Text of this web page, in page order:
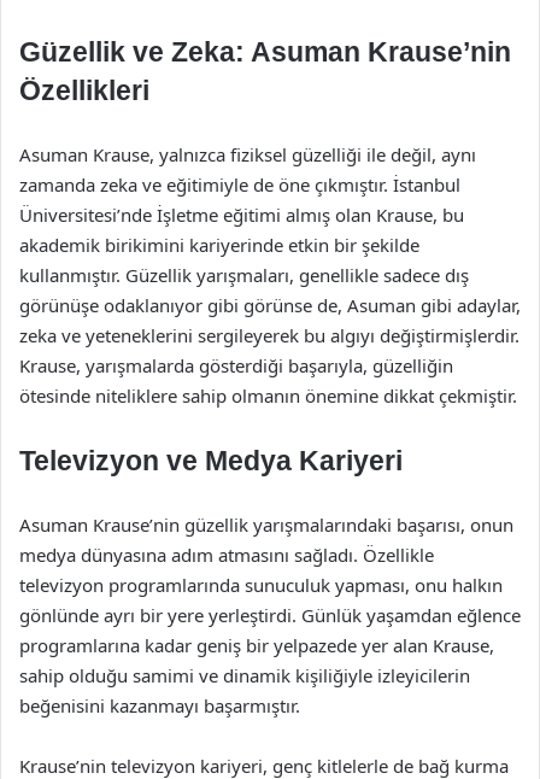
Güzellik ve Zeka: Asuman Krause’nin
Özellikleri
Asuman Krause, yalnızca fiziksel güzelliği ile değil, aynı
zamanda zeka ve eğitimiyle de öne çıkmıştır. İstanbul
Üniversitesi’nde İşletme eğitimi almış olan Krause, bu
akademik birikimini kariyerinde etkin bir şekilde
kullanmıştır. Güzellik yarışmaları, genellikle sadece dış
görünüşe odaklanıyor gibi görünse de, Asuman gibi adaylar,
zeka ve yeteneklerini sergileyerek bu algıyı değiştirmişlerdir.
Krause, yarışmalarda gösterdiği başarıyla, güzelliğin
ötesinde niteliklere sahip olmanın önemine dikkat çekmiştir.
Televizyon ve Medya Kariyeri
Asuman Krause’nin güzellik yarışmalarındaki başarısı, onun
medya dünyasına adım atmasını sağladı. Özellikle
televizyon programlarında sunuculuk yapması, onu halkın
gönlünde ayrı bir yere yerleştirdi. Günlük yaşamdan eğlence
programlarına kadar geniş bir yelpazede yer alan Krause,
sahip olduğu samimi ve dinamik kişiliğiyle izleyicilerin
beğenisini kazanmayı başarmıştır.
Krause’nin televizyon kariyeri, genç kitlelerle de bağ kurma